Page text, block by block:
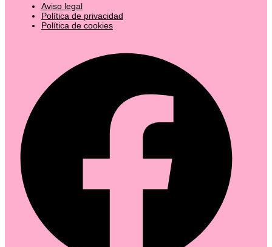
Aviso legal
Política de privacidad
Política de cookies